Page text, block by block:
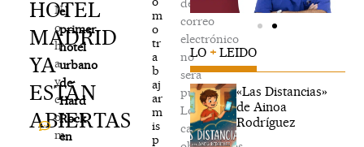
HOTEL
MADRID
YA
ESTÁN
ABIERTAS
N
o
h
a
y
c
o
m
el
primer
hotel
urbano
de
Hard
Rock
en
m
o
tr
a
b
aj
ar
m
is
p
de
correo
electrónico
no
será
publicada.
Los
campos
LO + LEIDO
«Las Distancias»
de Ainoa
Rodríguez